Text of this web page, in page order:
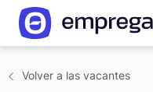
Volver a las vacantes